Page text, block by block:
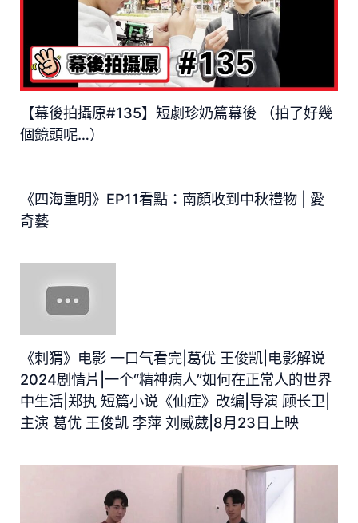
【幕後拍攝原#135】短劇珍奶篇幕後 （拍了好幾
個鏡頭呢…）
《四海重明》EP11看點：南顏收到中秋禮物 | 愛
奇藝
《刺猬》电影 一口气看完|葛优 王俊凯|电影解说
2024剧情片|一个“精神病人”如何在正常人的世界
中生活|郑执 短篇小说《仙症》改编|导演 顾长卫|
主演 葛优 王俊凯 李萍 刘威葳|8月23日上映